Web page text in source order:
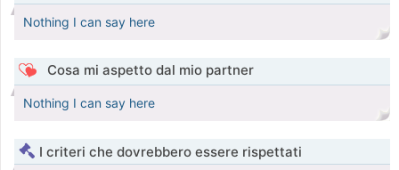
Nothing I can say here
Cosa mi aspetto dal mio partner
Nothing I can say here
I criteri che dovrebbero essere rispettati